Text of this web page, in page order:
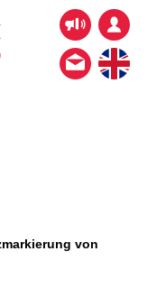
von